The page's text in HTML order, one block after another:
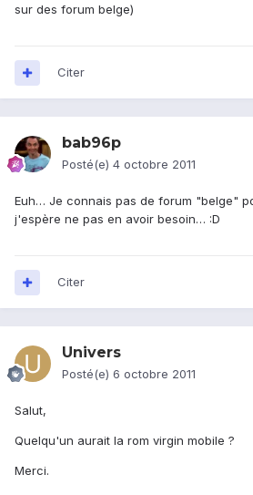
sur des forum belge)
Citer
bab96p
Posté(e) 4 octobre 2011
Euh… Je connais pas de forum "belge"
j'espère ne pas en avoir besoin… :D
Citer
Univers
Posté(e) 6 octobre 2011
Salut,
Quelqu'un aurait la rom virgin mobile ?
Merci.